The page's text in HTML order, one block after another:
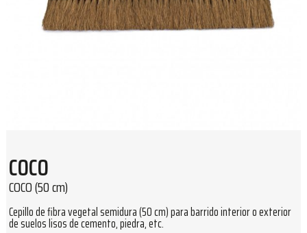
COCO
COCO (50 cm)
Cepillo de fibra vegetal semidura (50 cm) para barrido interior o exterior
de suelos lisos de cemento, piedra, etc.